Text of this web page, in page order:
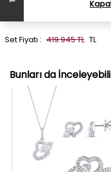
Set Fiyatı : 419.945 TL TL
Bunları da